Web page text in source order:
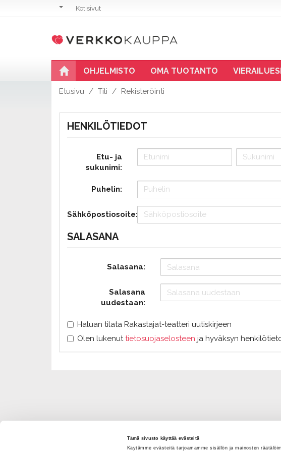
Tämä sivusto käyttää evästeitä
Käytämme evästeitä tarjoamamme sisällön ja mainosten
Kotisivut
OHJELMISTO OMA TUOTANTO
Etusivu Tili Rekisteröinti
HENKILÖTIEDOT
Etu- ja
sukunimi:
Puhelin:
Sähköpostiosoite:
SALASANA
Salasana:
Salasana
uudestaan:
Haluan tilata Rakastajat-teatteri uutiskirjeen
Olen lukenuttietosuojaselosteen ja hyväksyn